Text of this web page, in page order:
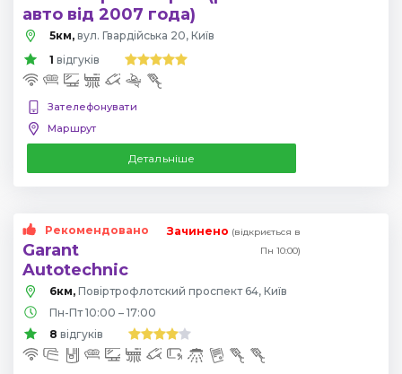
авто від 2007 года)
5км, вул. Гвардійська 20, Київ
1 відгуків
Зателефонувати
Маршрут
Детальніше
Рекомендовано
Garant
Autotechnic
Зачинено (відкриється в
Пн 10:00)
6км,
Повіртрофлотский проспект 64, Київ
Пн-Пт 10:00 – 17:00
8 відгуків